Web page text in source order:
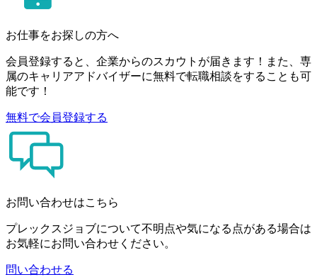
お仕事をお探しの方へ
会員登録すると、企業からのスカウトが届きます！また、専
属のキャリアアドバイザーに無料で転職相談をすることも可
能です！
無料で会員登録する
お問い合わせはこちら
プレックスジョブについて不明点や気になる点がある場合は
お気軽にお問い合わせください。
問い合わせる